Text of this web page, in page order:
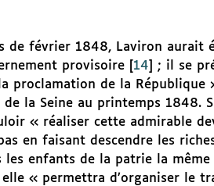
de février 1848, Laviron aurait
provisoire[ 14
; il se
proclamation de la République
la Seine au printemps 1848.
« réaliser cette admirable
en faisant descendre les
enfants de la patrie la
« permettra d’organiser le